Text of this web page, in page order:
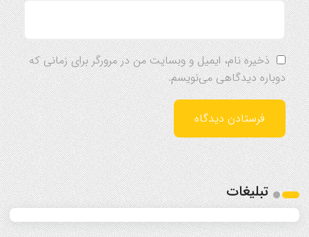
ذخیره نام، ایمیل و وبسایت من در مرورگر برای زمانی که
دوباره دیدگاهی می‌نویسم.
تبلیغات